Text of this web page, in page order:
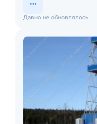
Давно не обновлялось